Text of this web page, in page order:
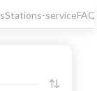
Stations-serviceFAQ